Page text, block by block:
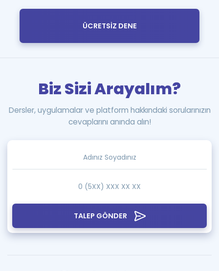
ÜCRETSİZ DENE
TALEP GÖNDER
Biz Sizi Arayalım?
Dersler, uygulamalar ve platform hakkındaki sorularınızın
cevaplarını anında alın!